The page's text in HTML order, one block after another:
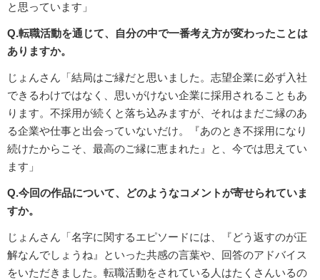
と思っています」
Q.転職活動を通じて、自分の中で一番考え方が変わったことは
ありますか。
じょんさん「結局はご縁だと思いました。志望企業に必ず入社
できるわけではなく、思いがけない企業に採用されることもあ
ります。不採用が続くと落ち込みますが、それはまだご縁のあ
る企業や仕事と出会っていないだけ。『あのとき不採用になり
続けたからこそ、最高のご縁に恵まれた』と、今では思えてい
ます」
Q.今回の作品について、どのようなコメントが寄せられていま
すか。
じょんさん「名字に関するエピソードには、『どう返すのが正
解なんでしょうね』といった共感の言葉や、回答のアドバイス
をいただきました。転職活動をされている人はたくさんいるの